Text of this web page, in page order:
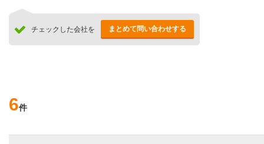
チェックした会社を まとめて問い合わせする
6件